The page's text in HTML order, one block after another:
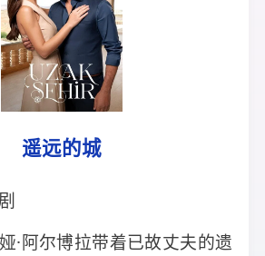
遥远的城
·阿尔博拉带着已故丈夫的遗